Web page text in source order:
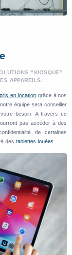
“KIOSQUE”
APPAREILS.
en locationgrâce à nos
équipe sera conseiller
besoin. A travers ce
pas accéder à des
de certaines
des tablettes louées